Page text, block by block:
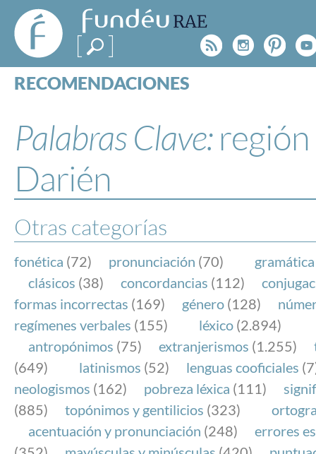
FundéuRAE
- Fundación
del Español
Urgente
Rss
RECOMENDACIONES
ESPECIALES
BLOG
NOTICIAS
FundéuRAE es una fundación patrocinada por la
y la Real Academia Española, cuyo objetivo es
el buen uso del español en los medios de
Internet.
Palabras Clave:
Darién
Otras categorías
fonética (72) pronunciación (70) gramática
clásicos (38) concordancias (112)
formas incorrectas (169) género (128)
regímenes verbales (155) léxico (2.894)
antropónimos (75) extranjerismos (1.255)
(649)
latinismos (52) lenguas cooficiales
neologismos (162) pobreza léxica (111)
(885)
topónimos y gentilicios (323)
acentuación y pronunciación (248)
errores